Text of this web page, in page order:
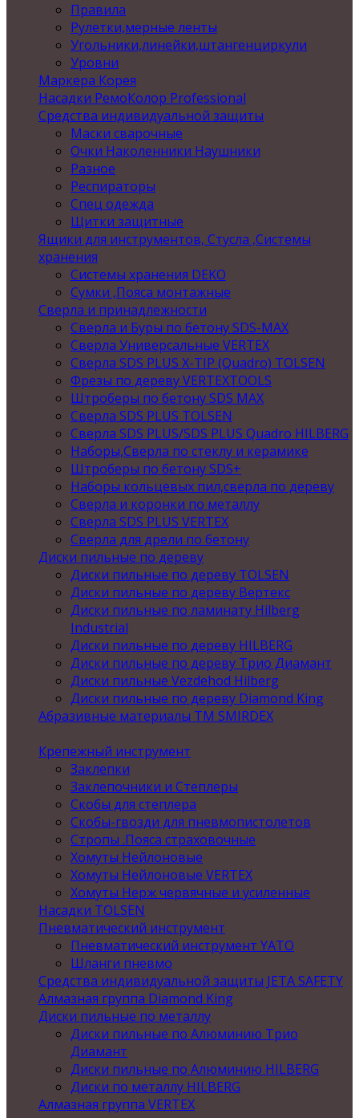
Правила
Рулетки,мерные ленты
Угольники,линейки,штангенциркули
Уровни
Маркера Корея
Насадки РемоКолор Professional
Средства индивидуальной защиты
Маски сварочные
Очки Наколенники Наушники
Разное
Респираторы
Спец одежда
Щитки защитные
Ящики для инструментов, Стусла ,Системы
хранения
Системы хранения DEKO
Сумки ,Пояса монтажные
Сверла и принадлежности
Сверла и Буры по бетону SDS-MAX
Сверла Универсальные VERTEX
Сверла SDS PLUS X-TIP (Quadro) TOLSEN
Фрезы по дереву VERTEXTOOLS
Штроберы по бетону SDS MAX
Сверла SDS PLUS TOLSEN
Сверла SDS PLUS/SDS PLUS Quadro HILBERG
Наборы,Сверла по стеклу и керамике
Штроберы по бетону SDS+
Наборы кольцевых пил,сверла по дереву
Сверла и коронки по металлу
Сверла SDS PLUS VERTEX
Сверла для дрели по бетону
Диски пильные по дереву
Диски пильные по дереву TOLSEN
Диски пильные по дереву Вертекс
Диски пильные по ламинату Hilberg
Industrial
Диски пильные по дереву HILBERG
Диски пильные по дереву Трио Диамант
Диски пильные Vezdehod Hilberg
Диски пильные по дереву Diamond King
Абразивные материалы ТМ SMIRDEX
Крепежный инструмент
Заклепки
Заклепочники и Степлеры
Скобы для степлера
Скобы-гвозди для пневмопистолетов
Стропы .Пояса страховочные
Хомуты Нейлоновые
Хомуты Нейлоновые VERTEX
Хомуты Нерж червячные и усиленные
Насадки TOLSEN
Пневматический инструмент
Пневматический инструмент YATO
Шланги пневмо
Средства индивидуальной защиты JETA SAFETY
Алмазная группа Diamond King
Диски пильные по металлу
Диски пильные по Алюминию Трио
Диамант
Диски пильные по Алюминию HILBERG
Диски по металлу HILBERG
Алмазная группа VERTEX